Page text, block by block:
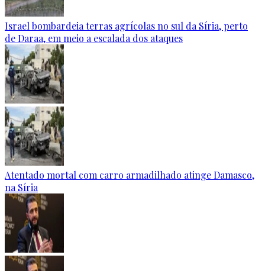
Israel bombardeia terras agrícolas no sul da Síria, perto
de Daraa, em meio a escalada dos ataques
Atentado mortal com carro armadilhado atinge Damasco,
na Síria